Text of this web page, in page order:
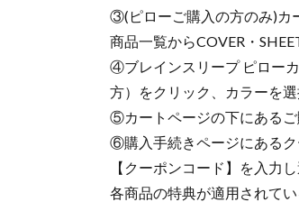
③(ピローご購入の方のみ)カ
商品一覧からCOVER・
④ブレインスリープ ピロー
方）をクリック、カラーを
⑤カートページの下にある
⑥購入手続きページにある
【クーポンコード】を入力
各商品の特典が適用されて